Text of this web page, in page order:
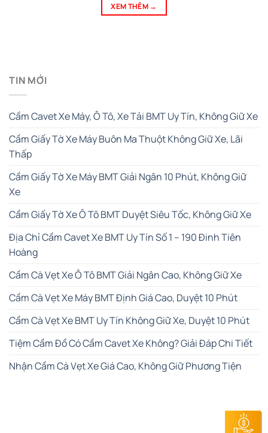
XEM THÊM →
TIN MỚI
Cầm Cavet Xe Máy, Ô Tô, Xe Tải BMT Uy Tín, Không Giữ Xe
Cầm Giấy Tờ Xe Máy Buôn Ma Thuột Không Giữ Xe, Lãi
Thấp
Cầm Giấy Tờ Xe Máy BMT Giải Ngân 10 Phút, Không Giữ
Xe
Cầm Giấy Tờ Xe Ô Tô BMT Duyệt Siêu Tốc, Không Giữ Xe
Địa Chỉ Cầm Cavet Xe BMT Uy Tín Số 1 – 190 Đinh Tiên
Hoàng
Cầm Cà Vẹt Xe Ô Tô BMT Giải Ngân Cao, Không Giữ Xe
Cầm Cà Vẹt Xe Máy BMT Định Giá Cao, Duyệt 10 Phút
Cầm Cà Vẹt Xe BMT Uy Tín Không Giữ Xe, Duyệt 10 Phút
Tiệm Cầm Đồ Có Cầm Cavet Xe Không? Giải Đáp Chi Tiết
Nhận Cầm Cà Vẹt Xe Giá Cao, Không Giữ Phương Tiện